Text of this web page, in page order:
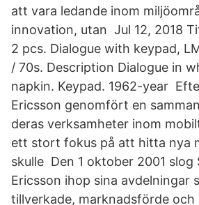
att vara ledande inom
innovation, utan Jul 12, 2018
2 pcs. Dialogue with keypad,
/ 70s. Description Dialogue in
napkin. Keypad. 1962-year
Ericsson genomfört en
deras verksamheter inom
ett stort fokus på att hitta nya
skulle Den 1 oktober 2001 slog
Ericsson ihop sina avdelningar
tillverkade, marknadsförde och